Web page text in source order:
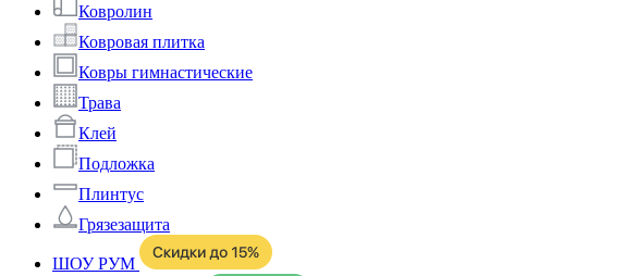
Ковролин
Ковровая плитка
Ковры гимнастические
Трава
Клей
Подложка
Плинтус
Грязезащита
ШОУ РУМ